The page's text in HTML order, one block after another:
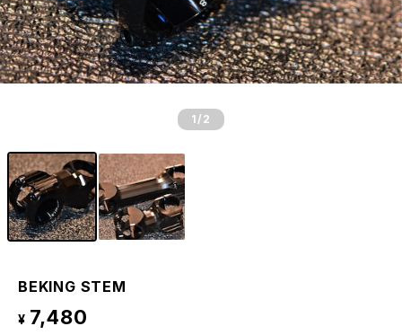
1 /2
BEKING STEM
¥ 7,480